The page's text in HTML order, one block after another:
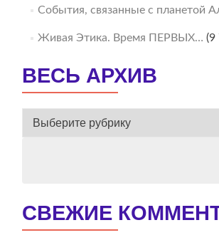
События, связанные с планетой
Живая Этика. Время ПЕРВЫХ… (9
ВЕСЬ АРХИВ
ВЕСЬ
СВЕЖИЕ